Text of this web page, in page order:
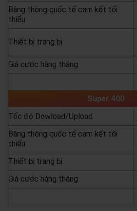
Băng thông quốc tế cam kết tối
thiểu
Thiết bị trang bị
Giá cước hàng tháng
Super 400
Tốc độ Dowload/Upload
Băng thông quốc tế cam kết tối
thiểu
Thiết bị trang bị
Giá cước hàng tháng